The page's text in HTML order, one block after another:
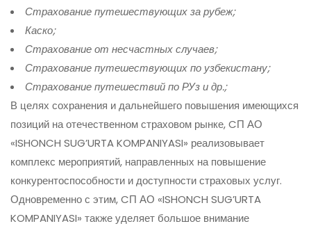
Страхование путешествующих за рубеж;
Каско;
Страхование от несчастных случаев;
Страхование путешествующих по узбекистану;
Страхование путешествий по РУз и др.;
В целях сохранения и дальнейшего повышения имеющихся
позиций на отечественном страховом рынке, CП АО
«ISHONCH SUG’URTA KOMPANIYASI» реализовывает
комплекс мероприятий, направленных на повышение
конкурентоспособности и доступности страховых услуг.
Одновременно с этим, CП АО «ISHONCH SUG’URTA
KOMPANIYASI» также уделяет большое внимание